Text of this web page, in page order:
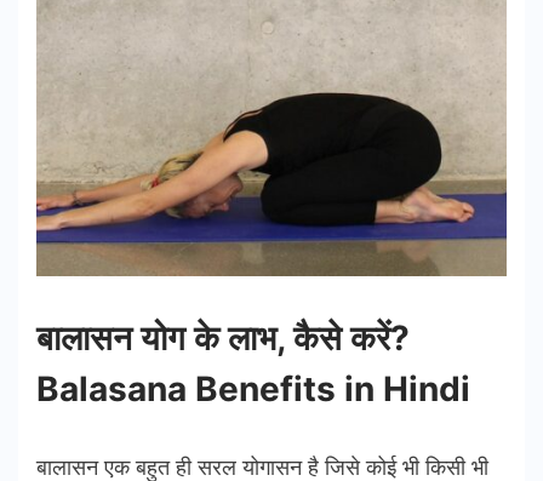
बालासन योग के लाभ, कैसे करें?
Balasana Benefits in Hindi
बालासन एक बहुत ही सरल योगासन है जिसे कोई भी किसी भी